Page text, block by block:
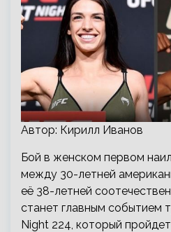
Автор: Кирилл Иванов
Бой в женском первом
между 30-летней
её 38-летней
станет главным событием
Night 224, который